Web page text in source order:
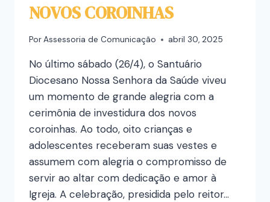
NOVOS COROINHAS
PorAssessoria de Comunicação abril 30, 2025
No último sábado (26/4), o Santuário
Diocesano Nossa Senhora da Saúde viveu
um momento de grande alegria com a
cerimônia de investidura dos novos
coroinhas. Ao todo, oito crianças e
adolescentes receberam suas vestes e
assumem com alegria o compromisso de
servir ao altar com dedicação e amor à
Igreja. A celebração, presidida pelo reitor…